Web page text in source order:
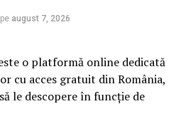
pe august 7, 2026
o platformă online dedicată
cu acces gratuit din România,
le descopere în funcție de